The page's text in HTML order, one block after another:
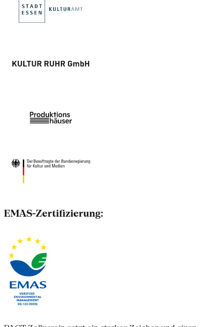
EMAS-Zertifizierung: